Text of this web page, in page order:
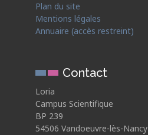
Plan du site
Mentions légales
Annuaire (accès restreint)
Contact
Loria
Campus Scientifique
BP 239
54506 Vandoeuvre-lès-Nancy